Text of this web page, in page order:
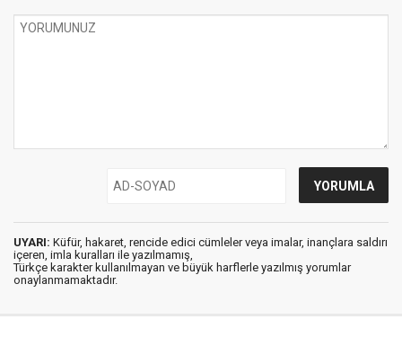
UYARI: Küfür, hakaret, rencide edici cümleler veya imalar, inançlara saldırı
içeren, imla kuralları ile yazılmamış,
Türkçe karakter kullanılmayan ve büyük harflerle yazılmış yorumlar
onaylanmamaktadır.